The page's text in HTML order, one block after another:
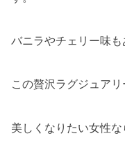
バニラやチェリー味も
この贅沢ラグジュアリ
美しくなりたい女性な